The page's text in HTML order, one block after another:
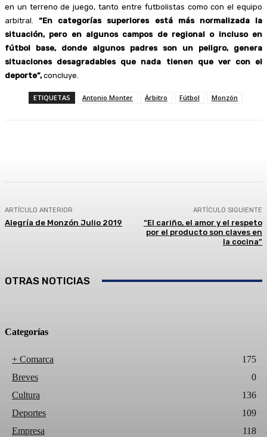
en un terreno de juego, tanto entre futbolistas como con el equipo
arbitral.“En categorías superiores está más normalizada la
situación, pero en algunos campos de regional o incluso en
fútbol base, donde algunos padres son un peligro, genera
situaciones desagradables que nada tienen que ver con el
deporte”,concluye.
ETIQUETAS Antonio Monter Árbitro Fútbol Monzón
ARTÍCULO ANTERIOR
Alegría de Monzón Julio 2019
ARTÍCULO SIGUIENTE
“El cariño, el amor y el respeto
por el producto son claves en
la cocina”
OTRAS NOTICIAS
Categorías
+ Comarca
175
Breves
0
Cultura
136
Deportes
109
Empresa
118